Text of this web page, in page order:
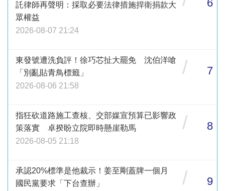
託律師再聲明：採取必要法律措施捍衛捐款大
眾權益
2026-08-07 21:24
6
東發號遭洗負評！徐巧芯扯大罷免 沈伯洋嗆
「別亂貼青鳥標籤」
2026-08-06 21:58
/ 7
指狂砍道路施工查核、交部媒宣預算已影響政
策落實 卓揆盼立院即時懸崖勒馬
2026-08-05 21:18
/ 8
承認20%標準是他裁示！姜至剛蓋牌一個月
國民黨要求「下台查辦」
/ 9